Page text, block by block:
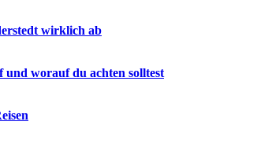
wirklich ab
und worauf du achten solltest